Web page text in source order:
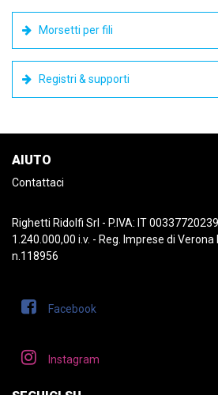
Morsetti per fili
Registri & supporti
AIUTO
Contattaci
Righetti Ridolfi Srl - P.IVA: IT
1.240.000,00 i.v. - Reg. Imprese di
n.118956
Facebook
Instagram